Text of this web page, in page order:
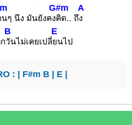
ๆ นึง มันยังคง
G#m
คิด.. ถึ
A
ง
B
วันไม่เคยเปลี่
E
ยนไป
: | F#m B| E|